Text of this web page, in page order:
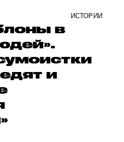
ИСТОРИИ
в
и